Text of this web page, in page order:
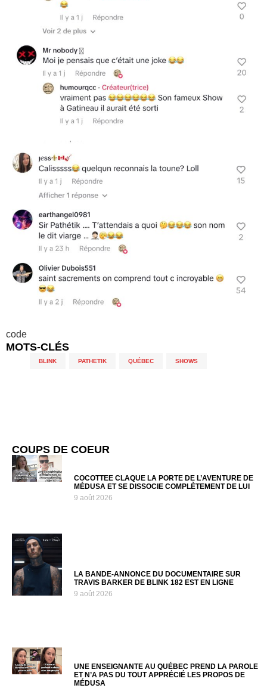
code
MOTS-CLÉS
BLINK PATHETIK QUÉBEC SHOWS
COUPS DE COEUR
COCOTTEE CLAQUE LA PORTE DE L’AVENTURE DE
MÉDUSA ET SE DISSOCIE COMPLÈTEMENT DE LUI
9 août 2026
LA BANDE-ANNONCE DU DOCUMENTAIRE SUR
TRAVIS BARKER DE BLINK 182 EST EN LIGNE
9 août 2026
UNE ENSEIGNANTE AU QUÉBEC PREND LA PAROLE
ET N’A PAS DU TOUT APPRÉCIÉ LES PROPOS DE
MÉDUSA